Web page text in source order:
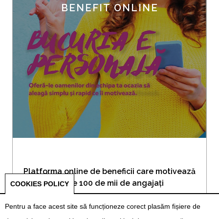
BENEFIT ONLINE
Platforma online de beneficii care motivează
peste 100 de mii de angajați
COOKIES POLICY
Pentru a face acest site să funcționeze corect plasăm fișiere de